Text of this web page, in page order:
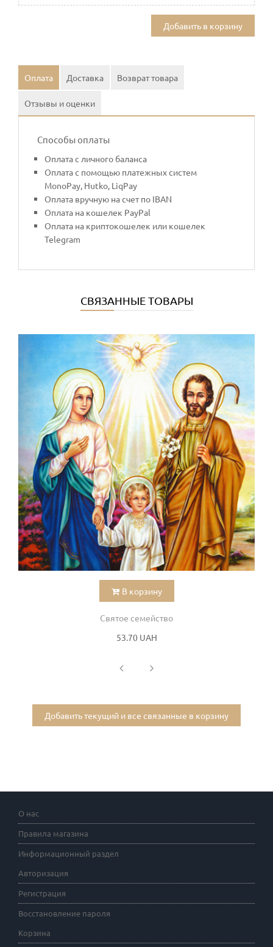
Добавить в корзину
Оплата Доставка Возврат товара
Отзывы и оценки
Способы оплаты
Оплата с личного баланса
Оплата с помощью платежных систем
MonoPay, Hutko, LiqPay
Оплата вручную на счет по IBAN
Оплата на кошелек PayPal
Оплата на криптокошелек или кошелек
Telegram
СВЯЗАННЫЕ ТОВАРЫ
В корзину
Святое семейство
53.70 UAH
Добавить текущий и все связанные в корзину
О нас
Правила магазина
Информационный раздел
Авторизация
Регистрация
Восстановление пароля
Корзина